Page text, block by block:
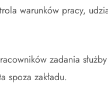
warunków pracy,
zadania
spoza zakładu.